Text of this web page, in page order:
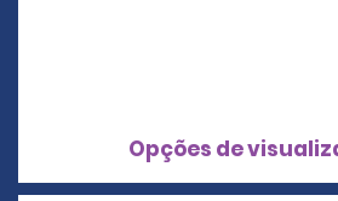
Opções de